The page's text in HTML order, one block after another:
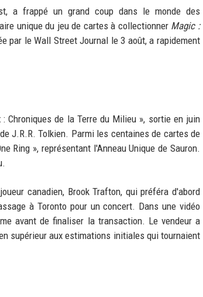
a frappé un grand coup dans le monde des
unique du jeu de cartes à collectionner Magic :
par le Wall Street Journal le 3 août, a rapidement
Chroniques de la Terre du Milieu », sortie en juin
J.R.R. Tolkien. Parmi les centaines de cartes de
Ring », représentant l'Anneau Unique de Sauron.
canadien, Brook Trafton, qui préféra d'abord
à Toronto pour un concert. Dans une vidéo
avant de finaliser la transaction. Le vendeur a
supérieur aux estimations initiales qui tournaient